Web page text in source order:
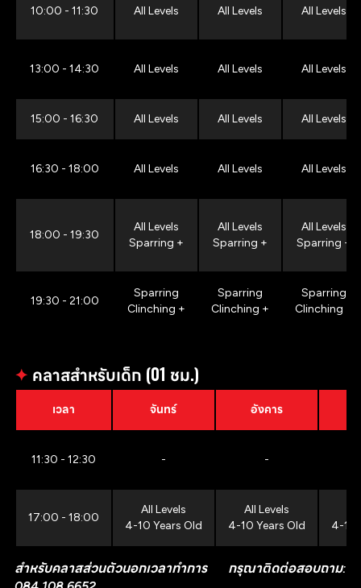
10:00 - 11:30 All Levels All Levels All Levels
13:00 - 14:30 All Levels All Levels All Levels
15:00 - 16:30 All Levels All Levels All Levels
16:30 - 18:00 All Levels All Levels All Levels
18:00 - 19:30
All Levels
Sparring +
All Levels
Sparring +
All Levels
Sparring +
19:30 - 21:00
Sparring
Clinching +
Sparring
Clinching +
Sparring
Clinching +
✦ คลาสสำหรับเด็ก (01 ชม.)
เวลา จันทร์ อังคาร
11:30 - 12:30 - -
17:00 - 18:00
All Levels
4-10 Years Old
All Levels
4-10 Years Old
4-10
สำหรับคลาสส่วนตัวนอกเวลาทำการ กรุณาติดต่อสอบถาม: